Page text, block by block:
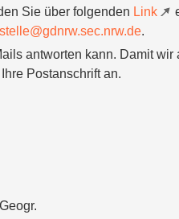
Sie über folgenden Link
.
antworten kann. Damit
Postanschrift an.